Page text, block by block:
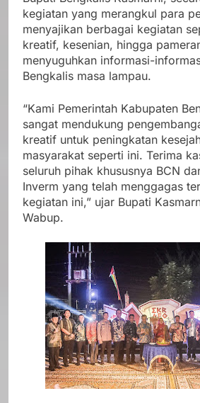
kegiatan yang merangkul para
menyajikan berbagai kegiatan
kreatif, kesenian, hingga
menyuguhkan informasi-
Bengkalis masa lampau.
“Kami Pemerintah Kabupaten
sangat mendukung
kreatif untuk peningkatan
masyarakat seperti ini. Terima
seluruh pihak khususnya BCN
Inverm yang telah menggagas
kegiatan ini,” ujar Bupati
Wabup.